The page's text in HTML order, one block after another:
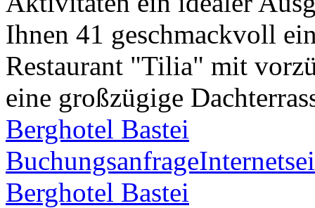
Ihnen 41 geschmackvoll
Restaurant "Tilia" mit
eine großzügige
Berghotel Bastei
Buchungsanfrage
Berghotel Bastei